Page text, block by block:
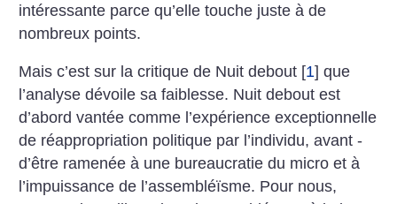
intéressante parce qu’elle touche juste à de
nombreux points.
Mais c’est sur la critique de Nuit debout [1] que
l’analyse dévoile sa faiblesse. Nuit debout est
d’abord vantée comme l’expérience exceptionnelle
de réappropriation politique par l’individu, avant ­
d’être ramenée à une bureaucratie du micro et à
l’impuissance de l’assembléïsme. Pour nous,